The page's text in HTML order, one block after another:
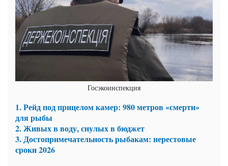
Госэкоинспекция
1. Рейд под прицелом камер: 980 метров «смерти»
для рыбы
2. Живых в воду, снулых в бюджет
3. Достопримечательность рыбакам: нерестовые
сроки 2026